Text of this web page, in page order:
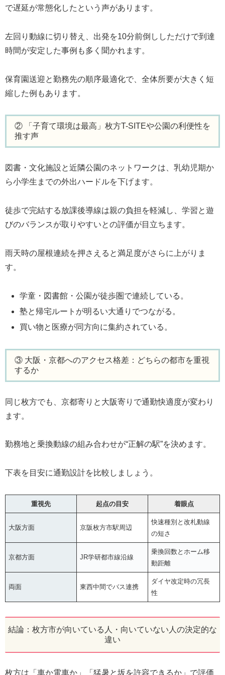
で遅延が常態化したという声があります。
左回り動線に切り替え、出発を10分前倒ししただけで到達
時間が安定した事例も多く聞かれます。
保育園送迎と勤務先の順序最適化で、全体所要が大きく短
縮した例もあります。
② 「子育て環境は最高」枚方T-SITEや公園の利便性を
推す声
図書・文化施設と近隣公園のネットワークは、乳幼児期か
ら小学生までの外出ハードルを下げます。
徒歩で完結する放課後導線は親の負担を軽減し、学習と遊
びのバランスが取りやすいとの評価が目立ちます。
雨天時の屋根連続を押さえると満足度がさらに上がりま
す。
学童・図書館・公園が徒歩圏で連続している。
塾と帰宅ルートが明るい大通りでつながる。
買い物と医療が同方向に集約されている。
③ 大阪・京都へのアクセス格差：どちらの都市を重視
するか
同じ枚方でも、京都寄りと大阪寄りで通勤快適度が変わり
ます。
勤務地と乗換動線の組み合わせが“正解の駅”を決めます。
下表を目安に通勤設計を比較しましょう。
重視先 起点の目安 着眼点
大阪方面 京阪枚方市駅周辺
快速種別と改札動線
の短さ
京都方面 JR学研都市線沿線
乗換回数とホーム移
動距離
両面 東西中間でバス連携
ダイヤ改定時の冗長
性
結論：枚方市が向いている人・向いていない人の決定的な
違い
枚方は「車か電車か」「猛暑と坂を許容できるか」で評価